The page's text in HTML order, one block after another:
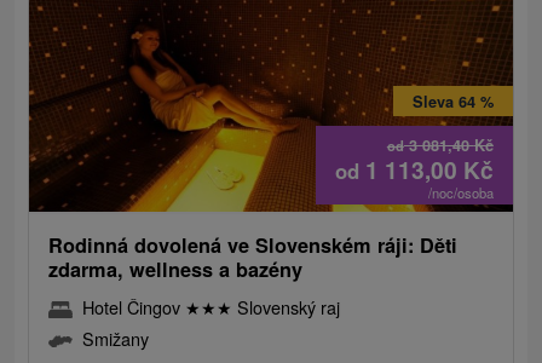
od3 081,40Kč
Sleva 64 %
od 1 113,00 Kč
/noc/osoba
Rodinná dovolená ve Slovenském ráji: Děti
zdarma, wellness a bazény
Hotel Čingov ★★★ Slovenský raj
Smižany